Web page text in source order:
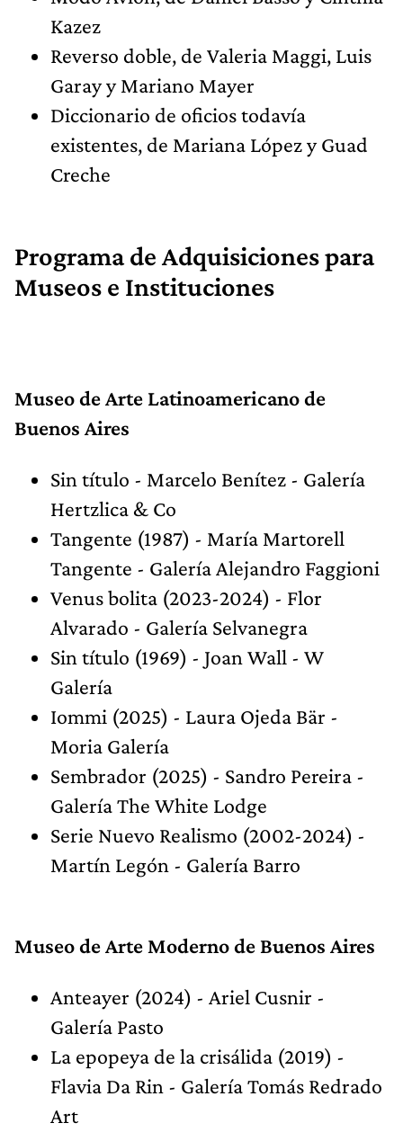
Kazez
Reverso doble, de Valeria Maggi, Luis
Garay y Mariano Mayer
Diccionario de oficios todavía
existentes, de Mariana López y Guad
Creche
Programa de Adquisiciones para
Museos e Instituciones
Museo de Arte Latinoamericano de
Buenos Aires
Sin título - Marcelo Benítez - Galería
Hertzlica & Co
Tangente (1987) - María Martorell
Tangente - Galería Alejandro Faggioni
Venus bolita (2023-2024) - Flor
Alvarado - Galería Selvanegra
Sin título (1969) - Joan Wall - W
Galería
Iommi (2025) - Laura Ojeda Bär -
Moria Galería
Sembrador (2025) - Sandro Pereira -
Galería The White Lodge
Serie Nuevo Realismo (2002-2024) -
Martín Legón - Galería Barro
Museo de Arte Moderno de Buenos Aires
Anteayer (2024) - Ariel Cusnir -
Galería Pasto
La epopeya de la crisálida (2019) -
Flavia Da Rin - Galería Tomás Redrado
Art